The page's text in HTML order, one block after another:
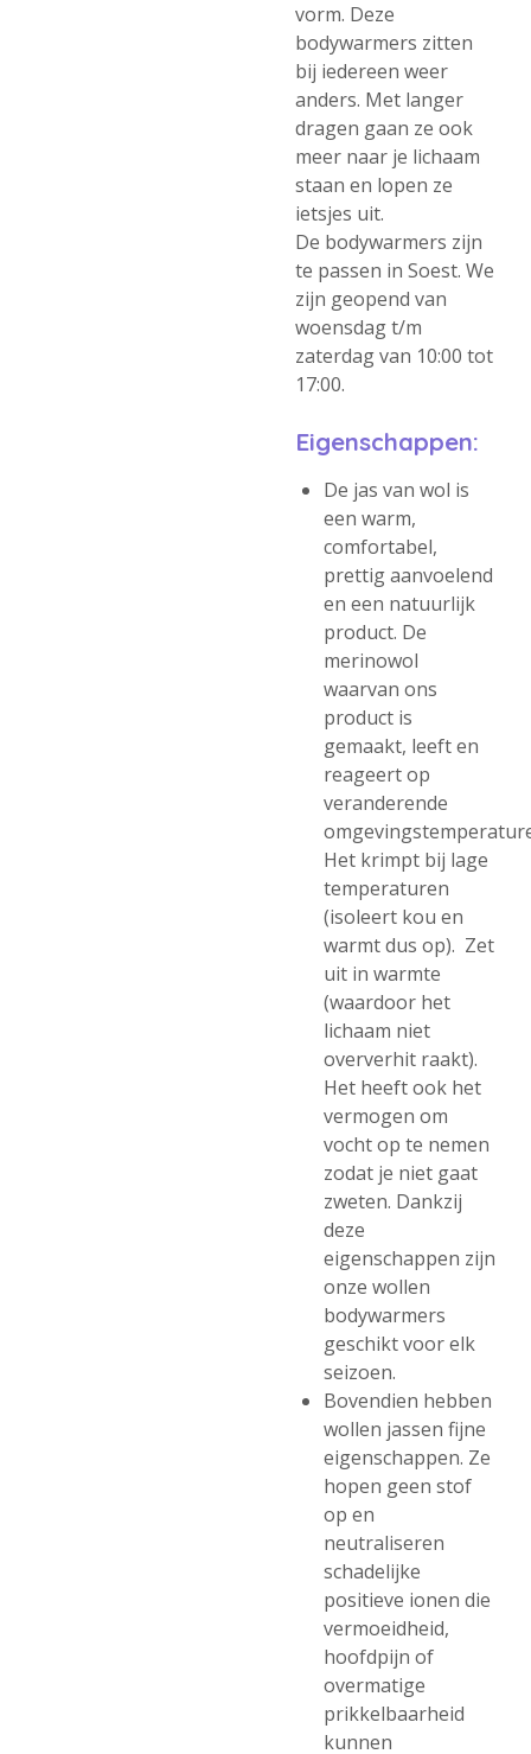
vorm. Deze
bodywarmers zitten
bij iedereen weer
anders. Met langer
dragen gaan ze ook
meer naar je lichaam
staan en lopen ze
ietsjes uit.
De bodywarmers zijn
te passen in Soest. We
zijn geopend van
woensdag t/m
zaterdag van 10:00 tot
17:00.
Eigenschappen:
De jas van wol is
een warm,
comfortabel,
prettig aanvoelend
en een natuurlijk
product. De
merinowol
waarvan ons
product is
gemaakt, leeft en
reageert op
veranderende
Het krimpt bij lage
temperaturen
(isoleert kou en
warmt dus op). Zet
uit in warmte
(waardoor het
lichaam niet
oververhit raakt).
Het heeft ook het
vermogen om
vocht op te nemen
zodat je niet gaat
zweten. Dankzij
deze
eigenschappen zijn
onze wollen
bodywarmers
geschikt voor elk
seizoen.
Bovendien hebben
wollen jassen fijne
eigenschappen. Ze
hopen geen stof
op en
neutraliseren
schadelijke
positieve ionen die
vermoeidheid,
hoofdpijn of
overmatige
prikkelbaarheid
kunnen